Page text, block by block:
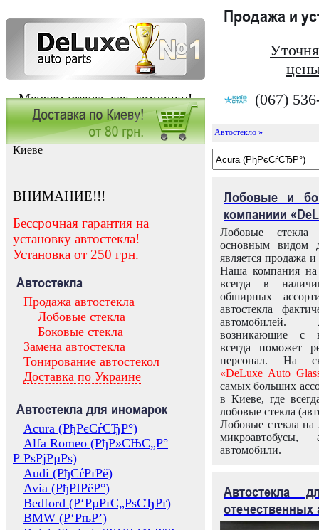
Меняем стекла, как лампочки!
Продажа и
(067)
Заказать установку автостекла в
Киеве
ВНИМАНИЕ!!!
Бессрочная гарантия на
установку автостекла!
Установка от 250 грн.
Автостекла
Продажа автостекла
Лобовые стекла
Боковые стекла
Замена автостекла
Тонирование автостекол
Доставка по Украине
Автостекла для иномарок
Acura (РђРєСѓСЂР°)
Alfa Romeo (РђР»СЊС„Р°
Р РѕРјРµРѕ)
Audi (РђСѓРґРё)
Avia (РђРІРёР°)
Bedford (Р‘РµРґС„РѕСЂРґ)
BMW (Р‘РњР’)
Автостекло »
Лобовые и
компаниии
Лобовые
основным видом
является продажа и
Наша компания на
всегда в
обширных
автостекла
возникающие с
всегда поможет
персонал. На
«DeLuxe Auto
самых больших
в Киеве, где
лобовые стекла
Лобовые стекла на
микроавтобусы,
автомобили.
Автостекла
отечественных